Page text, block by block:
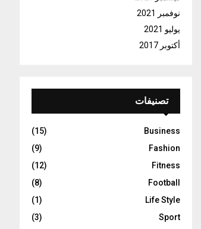
نوفمبر 2021
يوليو 2021
أكتوبر 2017
تصنيفات
Business
(15)
Fashion
(9)
Fitness
(12)
Football
(8)
Life Style
(1)
Sport
(3)